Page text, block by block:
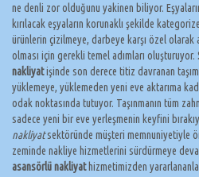
ne denli zor olduğunu yakinen biliyor.
kırılacak eşyaların korunaklı şekilde
ürünlerin çizilmeye, darbeye karşı özel olarak
olması için gerekli temel adımları oluşturuyor.
nakliyatişinde son derece titiz davranan
yüklemeye, yüklemeden yeni eve aktarıma
odak noktasında tutuyor. Taşınmanın tüm
sadece yeni bir eve yerleşmenin keyfini
nakliyatsektöründe müşteri memnuniyetiyle
zeminde nakliye hizmetlerini sürdürmeye
asansörlü nakliyathizmetimizden